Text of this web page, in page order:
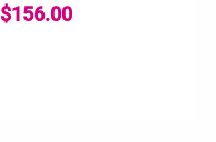
$156.00